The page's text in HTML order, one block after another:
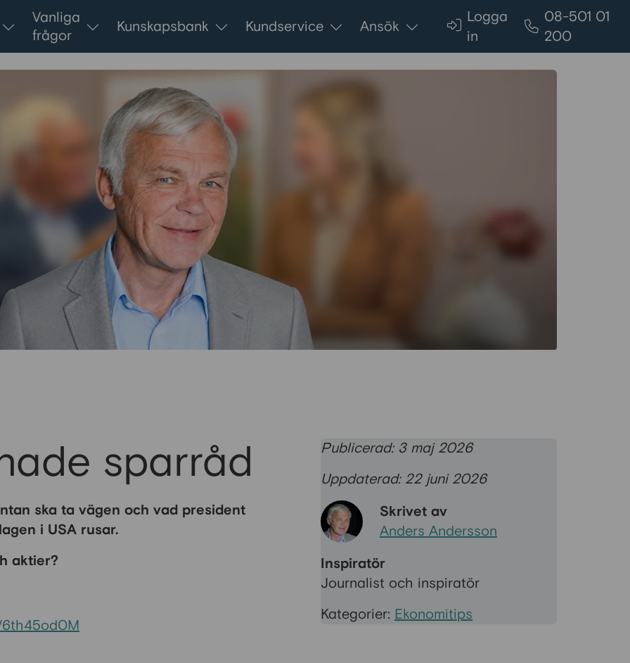
Vanliga
frågor
Kunskapsbank Kundservice Ansök
Logga
in
08-501 01
200
sparråd
ska ta vägen och vad president
i USA rusar.
aktier?
Publicerad: 3 maj 2026
Uppdaterad: 22 juni 2026
Skrivet av
Anders Andersson
Inspiratör
Journalist och inspiratör
Kategorier: Ekonomitips